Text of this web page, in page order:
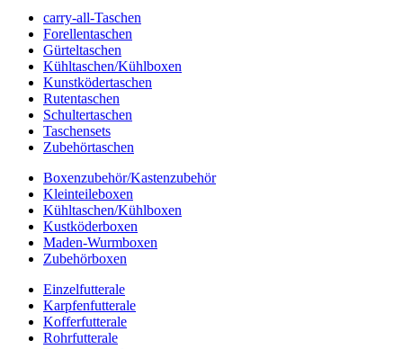
carry-all-Taschen
Forellentaschen
Gürteltaschen
Kühltaschen/Kühlboxen
Kunstködertaschen
Rutentaschen
Schultertaschen
Taschensets
Zubehörtaschen
Boxenzubehör/Kastenzubehör
Kleinteileboxen
Kühltaschen/Kühlboxen
Kustköderboxen
Maden-Wurmboxen
Zubehörboxen
Einzelfutterale
Karpfenfutterale
Kofferfutterale
Rohrfutterale